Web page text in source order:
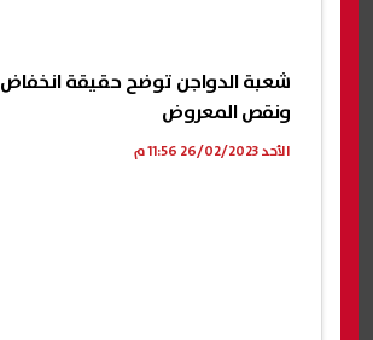
شعبة الدواجن توضح حقيقة انخفاض
ونقص المعروض
الأحد 26/02/2023 11:56 م